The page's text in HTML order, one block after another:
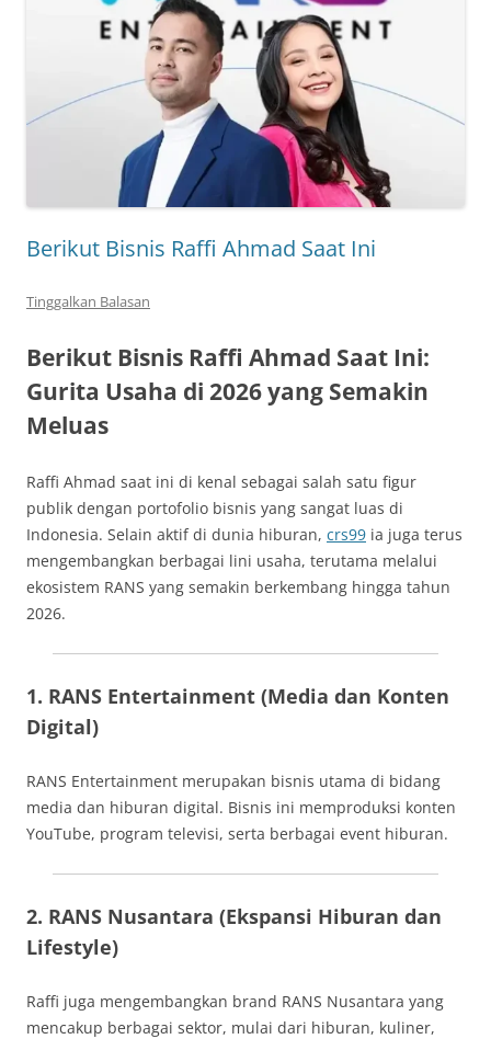
Berikut Bisnis Raffi Ahmad Saat Ini
Tinggalkan Balasan
Berikut Bisnis Raffi Ahmad Saat Ini:
Gurita Usaha di 2026 yang Semakin
Meluas
Raffi Ahmad saat ini di kenal sebagai salah satu figur
publik dengan portofolio bisnis yang sangat luas di
Indonesia. Selain aktif di dunia hiburan, crs99 ia juga terus
mengembangkan berbagai lini usaha, terutama melalui
ekosistem RANS yang semakin berkembang hingga tahun
2026.
1. RANS Entertainment (Media dan Konten
Digital)
RANS Entertainment merupakan bisnis utama di bidang
media dan hiburan digital. Bisnis ini memproduksi konten
YouTube, program televisi, serta berbagai event hiburan.
2. RANS Nusantara (Ekspansi Hiburan dan
Lifestyle)
Raffi juga mengembangkan brand RANS Nusantara yang
mencakup berbagai sektor, mulai dari hiburan, kuliner,